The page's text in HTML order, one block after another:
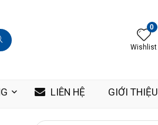
0
Wishlist
LIÊN HỆ GIỚI THIỆU